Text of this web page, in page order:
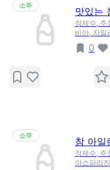
소주
맛있는
정제수, 주
비아, 자일
0
소주
참 아일
정제수, 주
아스파라